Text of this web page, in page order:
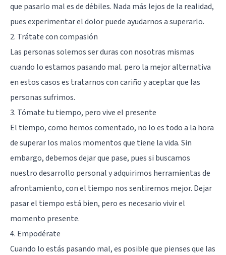
que pasarlo mal es de débiles. Nada más lejos de la realidad,
pues experimentar el dolor puede ayudarnos a superarlo.
2. Trátate con compasión
Las personas solemos ser duras con nosotras mismas
cuando lo estamos pasando mal. pero la mejor alternativa
en estos casos es tratarnos con cariño y aceptar que las
personas sufrimos.
3. Tómate tu tiempo, pero vive el presente
El tiempo, como hemos comentado, no lo es todo a la hora
de superar los malos momentos que tiene la vida. Sin
embargo, debemos dejar que pase, pues si buscamos
nuestro desarrollo personal y adquirimos herramientas de
afrontamiento, con el tiempo nos sentiremos mejor. Dejar
pasar el tiempo está bien, pero es necesario vivir el
momento presente.
4. Empodérate
Cuando lo estás pasando mal, es posible que pienses que las